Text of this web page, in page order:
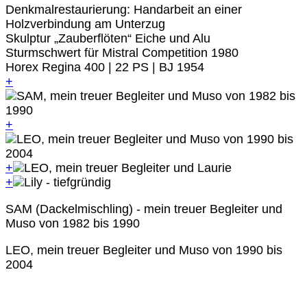
Denkmalrestaurierung: Handarbeit an einer
Holzverbindung am Unterzug
Skulptur „Zauberflöten“ Eiche und Alu
Sturmschwert für Mistral Competition 1980
Horex Regina 400 | 22 PS | BJ 1954
+
+
+
+
SAM (Dackelmischling) - mein treuer Begleiter und
Muso von 1982 bis 1990
LEO, mein treuer Begleiter und Muso von 1990 bis
2004